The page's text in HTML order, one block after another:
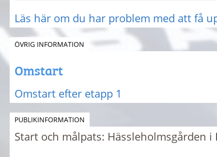
Läs här om du har problem med att få
ÖVRIG INFORMATION
Omstart
Omstart efter etapp 1
PUBLIKINFORMATION
Start och målpats: Hässleholmsgården i